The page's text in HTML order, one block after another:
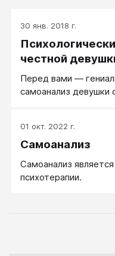
30 янв. 2018 г.
честной
Перед вами —
самоанализ девушки
01 окт. 2022 г.
Самоанализ
Самоанализ
психотерапии.